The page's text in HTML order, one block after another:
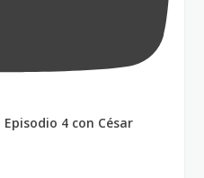
4 con César